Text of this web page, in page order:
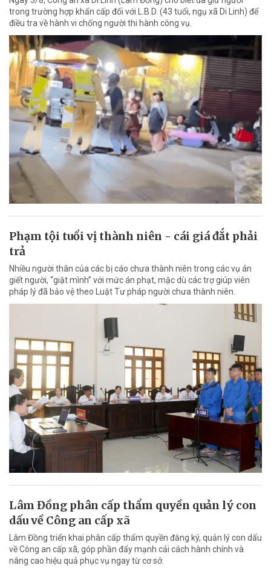
trong trường hợp khẩn cấp đối với L.B.D. (43 tuổi, ngụ xã Di Linh) để
điều tra về hành vi chống người thi hành công vụ.
Phạm tội tuổi vị thành niên - cái giá đắt phải
trả
Nhiều người thân của các bị cáo chưa thành niên trong các vụ án
giết người, “giật mình” với mức án phạt, mặc dù các trợ giúp viên
pháp lý đã bảo vệ theo Luật Tư pháp người chưa thành niên.
Lâm Đồng phân cấp thẩm quyền quản lý con
dấu về Công an cấp xã
Lâm Đồng triển khai phân cấp thẩm quyền đăng ký, quản lý con dấu
về Công an cấp xã, góp phần đẩy mạnh cải cách hành chính và
nâng cao hiệu quả phục vụ ngay từ cơ sở.